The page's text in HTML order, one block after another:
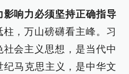
响力必须坚持正确指导
柱，万山磅礴看主峰。习
会主义思想，是当代中
纪马克思主义，是中华文